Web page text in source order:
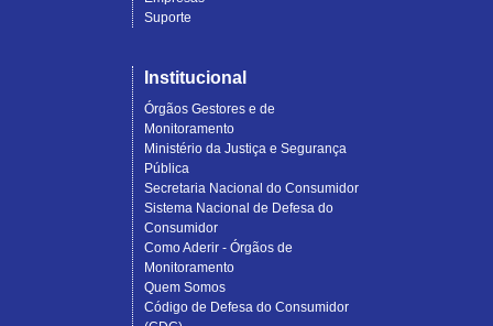
Suporte
Institucional
Órgãos Gestores e de
Monitoramento
Ministério da Justiça e Segurança
Pública
Secretaria Nacional do Consumidor
Sistema Nacional de Defesa do
Consumidor
Como Aderir - Órgãos de
Monitoramento
Quem Somos
Código de Defesa do Consumidor